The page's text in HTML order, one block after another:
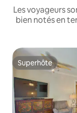
Les voyageurs
bien notés en
Superhôte
Superhôte